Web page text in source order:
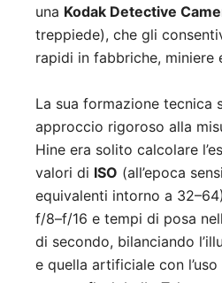
una Kodak Detective
treppiede), che gli
rapidi in fabbriche, miniere
La sua formazione tecnica
approccio rigoroso alla
Hine era solito calcolare
valori di ISO (all’epoca
equivalenti intorno a
f/8–f/16 e tempi di posa
di secondo, bilanciando
e quella artificiale con l’uso